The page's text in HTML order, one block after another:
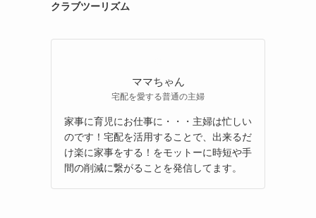
クラブツーリズム
ママちゃん
宅配を愛する普通の主婦
家事に育児にお仕事に・・・主婦は忙しい
のです！宅配を活用することで、出来るだ
け楽に家事をする！をモットーに時短や手
間の削減に繋がることを発信してます。